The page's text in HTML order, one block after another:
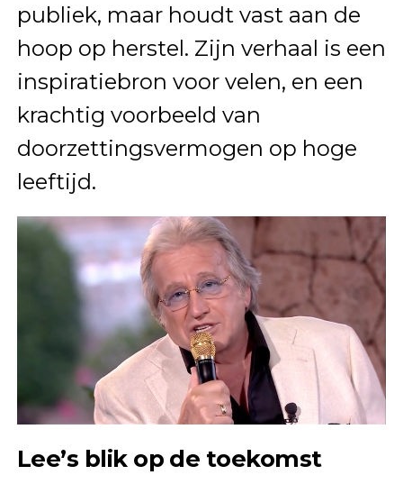
publiek, maar houdt vast aan de
hoop op herstel. Zijn verhaal is een
inspiratiebron voor velen, en een
krachtig voorbeeld van
doorzettingsvermogen op hoge
leeftijd.
Lee’s blik op de toekomst